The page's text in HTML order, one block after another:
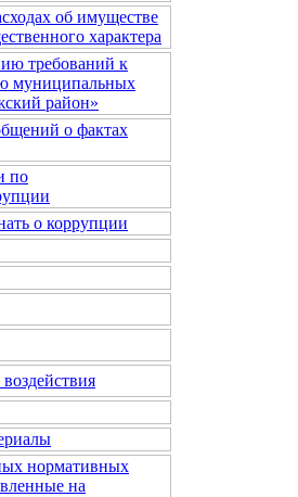
об имуществе
характера
требований к
муниципальных
район»
о фактах
по
о коррупции
нормативных
на